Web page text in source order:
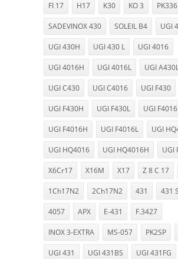
FI 17 H17 K30 KO 3 PK336
SADEVINOX 430 SOLEIL B4 UGI
UGI 430H UGI 430 L UGI 4016
UGI 4016H UGI 4016L UGI
UGI C430 UGI C4016 UGI F430
UGI F430H UGI F430L UGI F4016
UGI F4016H UGI F4016L UGI
UGI HQ4016 UGI HQ4016H UGI
X6Cr17 X16M X17 Z 8 C 17
1Ch17N2 2Ch17N2 431 431
4057 APX E-431 F.3427
INOX 3-EXTRA MS-057 PK2SP
UGI 431 UGI 431BS UGI 431FG